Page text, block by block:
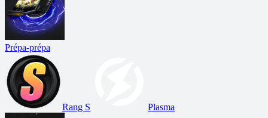
Prépa-prépa
Rang S Plasma